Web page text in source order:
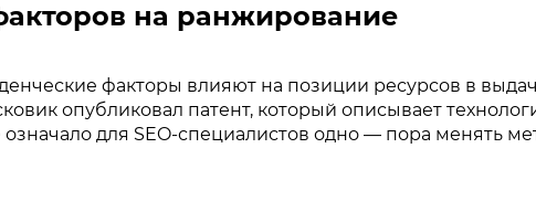
на ранжирование
факторы влияют на позиции ресурсов в
опубликовал патент, который описывает
означало для SEO-специалистов одно — пора менять